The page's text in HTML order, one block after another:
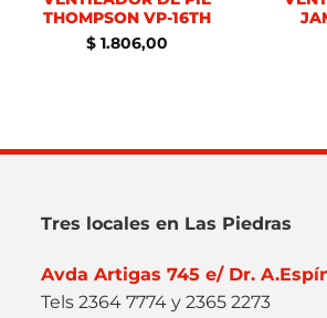
THOMPSON VP-16TH
$1.806,00
Tres locales en Las Piedras
Avda Artigas 745 e/ Dr.
Tels 2364 7774 y 2365 2273